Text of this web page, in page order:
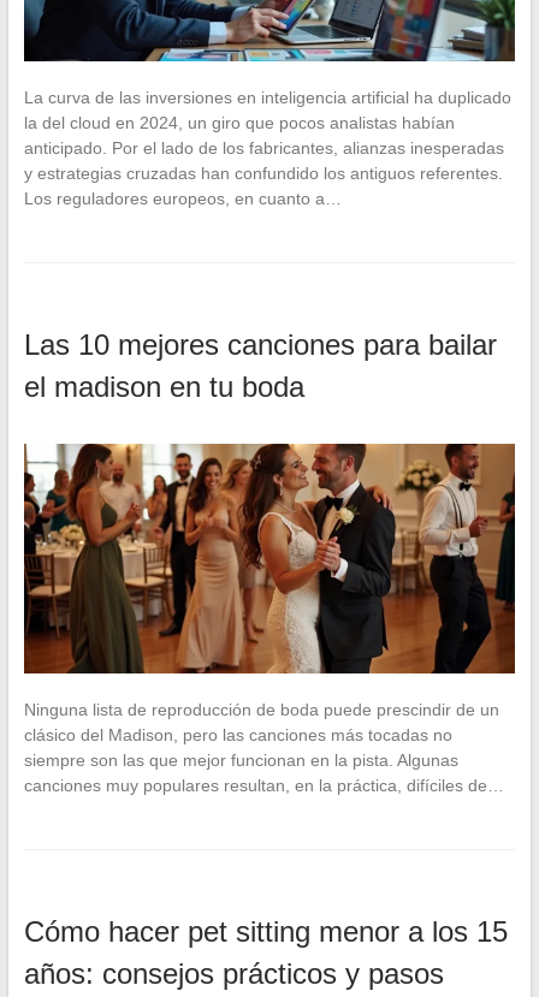
La curva de las inversiones en inteligencia artificial ha duplicado
la del cloud en 2024, un giro que pocos analistas habían
anticipado. Por el lado de los fabricantes, alianzas inesperadas
y estrategias cruzadas han confundido los antiguos referentes.
Los reguladores europeos, en cuanto a…
Las 10 mejores canciones para bailar
el madison en tu boda
Ninguna lista de reproducción de boda puede prescindir de un
clásico del Madison, pero las canciones más tocadas no
siempre son las que mejor funcionan en la pista. Algunas
canciones muy populares resultan, en la práctica, difíciles de…
Cómo hacer pet sitting menor a los 15
años: consejos prácticos y pasos